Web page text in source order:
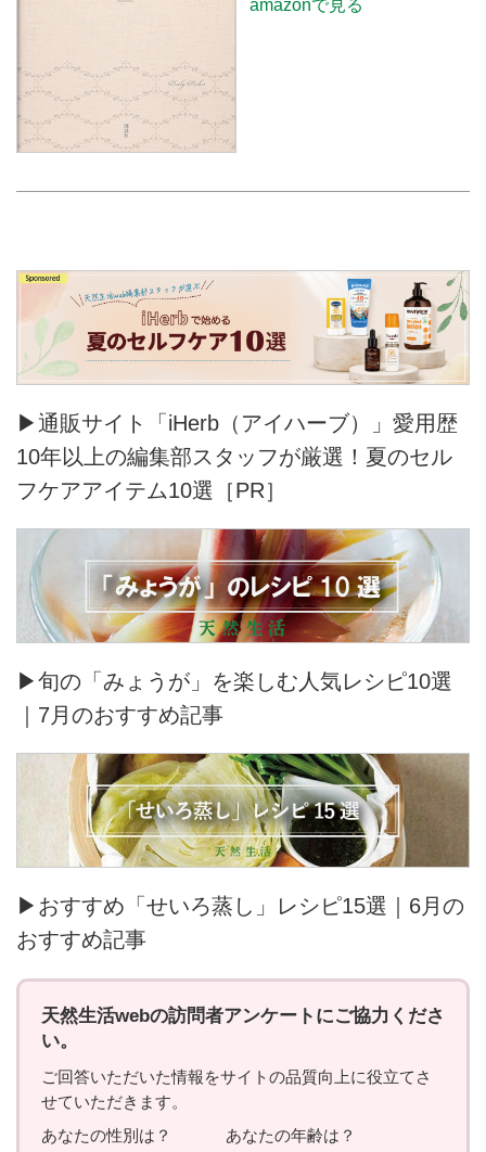
amazonで見る
▶通販サイト「iHerb（アイハーブ）」愛用歴
10年以上の編集部スタッフが厳選！夏のセル
フケアアイテム10選［PR］
▶旬の「みょうが」を楽しむ人気レシピ10選
｜7月のおすすめ記事
▶おすすめ「せいろ蒸し」レシピ15選｜6月の
おすすめ記事